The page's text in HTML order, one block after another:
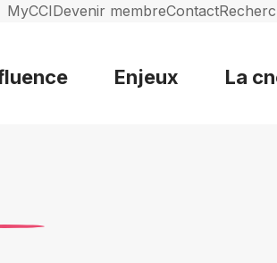
MyCCIDevenir membreContact
Enjeux La